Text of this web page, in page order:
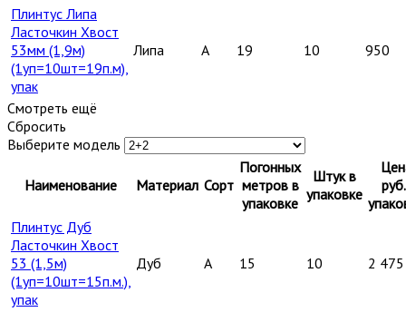
Плинтус Липа
Ласточкин Хвост
53мм (1,9м)
(1уп=10шт=19п.м),
упак
Липа A 19 10 950
Смотреть ещё
Сбросить
Выберите модель
Наименование Материал Сорт
Погонных
метров в
упаковке
Штук в
упаковке
Плинтус Дуб
Ласточкин Хвост
53 (1,5м)
(1уп=10шт=15п.м.),
упак
Дуб A 15 10 2 475